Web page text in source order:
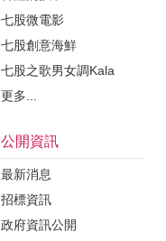
七股微電影
七股創意海鮮
七股之歌男女調Kala
更多...
公開資訊
最新消息
招標資訊
政府資訊公開